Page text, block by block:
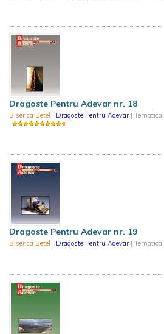
Dragoste Pentru Adevar nr. 18
Biserica Betel | Dragoste Pentru Adevar | Tematica:
Dragoste Pentru Adevar nr. 19
Biserica Betel | Dragoste Pentru Adevar | Tematica: